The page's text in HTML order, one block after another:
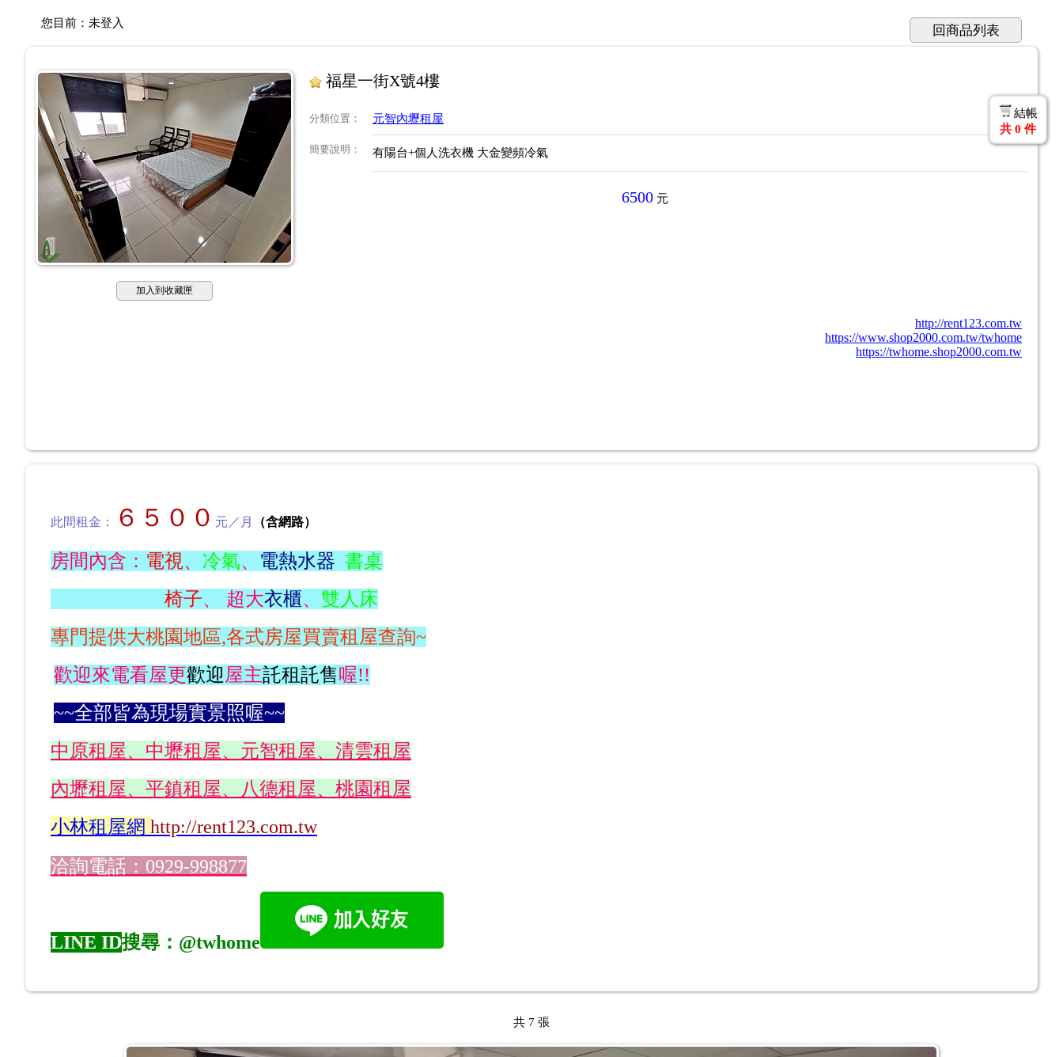
您目前： 未登入 回商品列表
加入到收藏匣
福星一街X號4樓
分類位置 ： 元智內壢租屋
簡要說明 ： 有陽台+個人洗衣機 大金變頻冷氣
6500元
http://rent123.com.tw
https://www.shop2000.com.tw/twhome
https://twhome.shop2000.com.tw
結帳
共 0 件
此間租金： ６５ ００ 元／月 （含網路）
房間內含： 電視、 冷氣、 電熱水器 書桌
椅子、 超大衣櫃、 雙人床
專門提供大桃園地區,各式房屋買賣租屋查詢~
歡迎來電看屋更歡迎屋主託租託售喔!!
~~全部皆為現場實景照喔~~
中原租屋、中壢租屋、元智租屋、清雲租屋
內壢租屋、平鎮租屋、八德租屋、桃園租屋
小林租屋網 http://rent123.com.tw
洽詢電話：0929-998877
LINE ID搜尋：@twhome
共 7 張